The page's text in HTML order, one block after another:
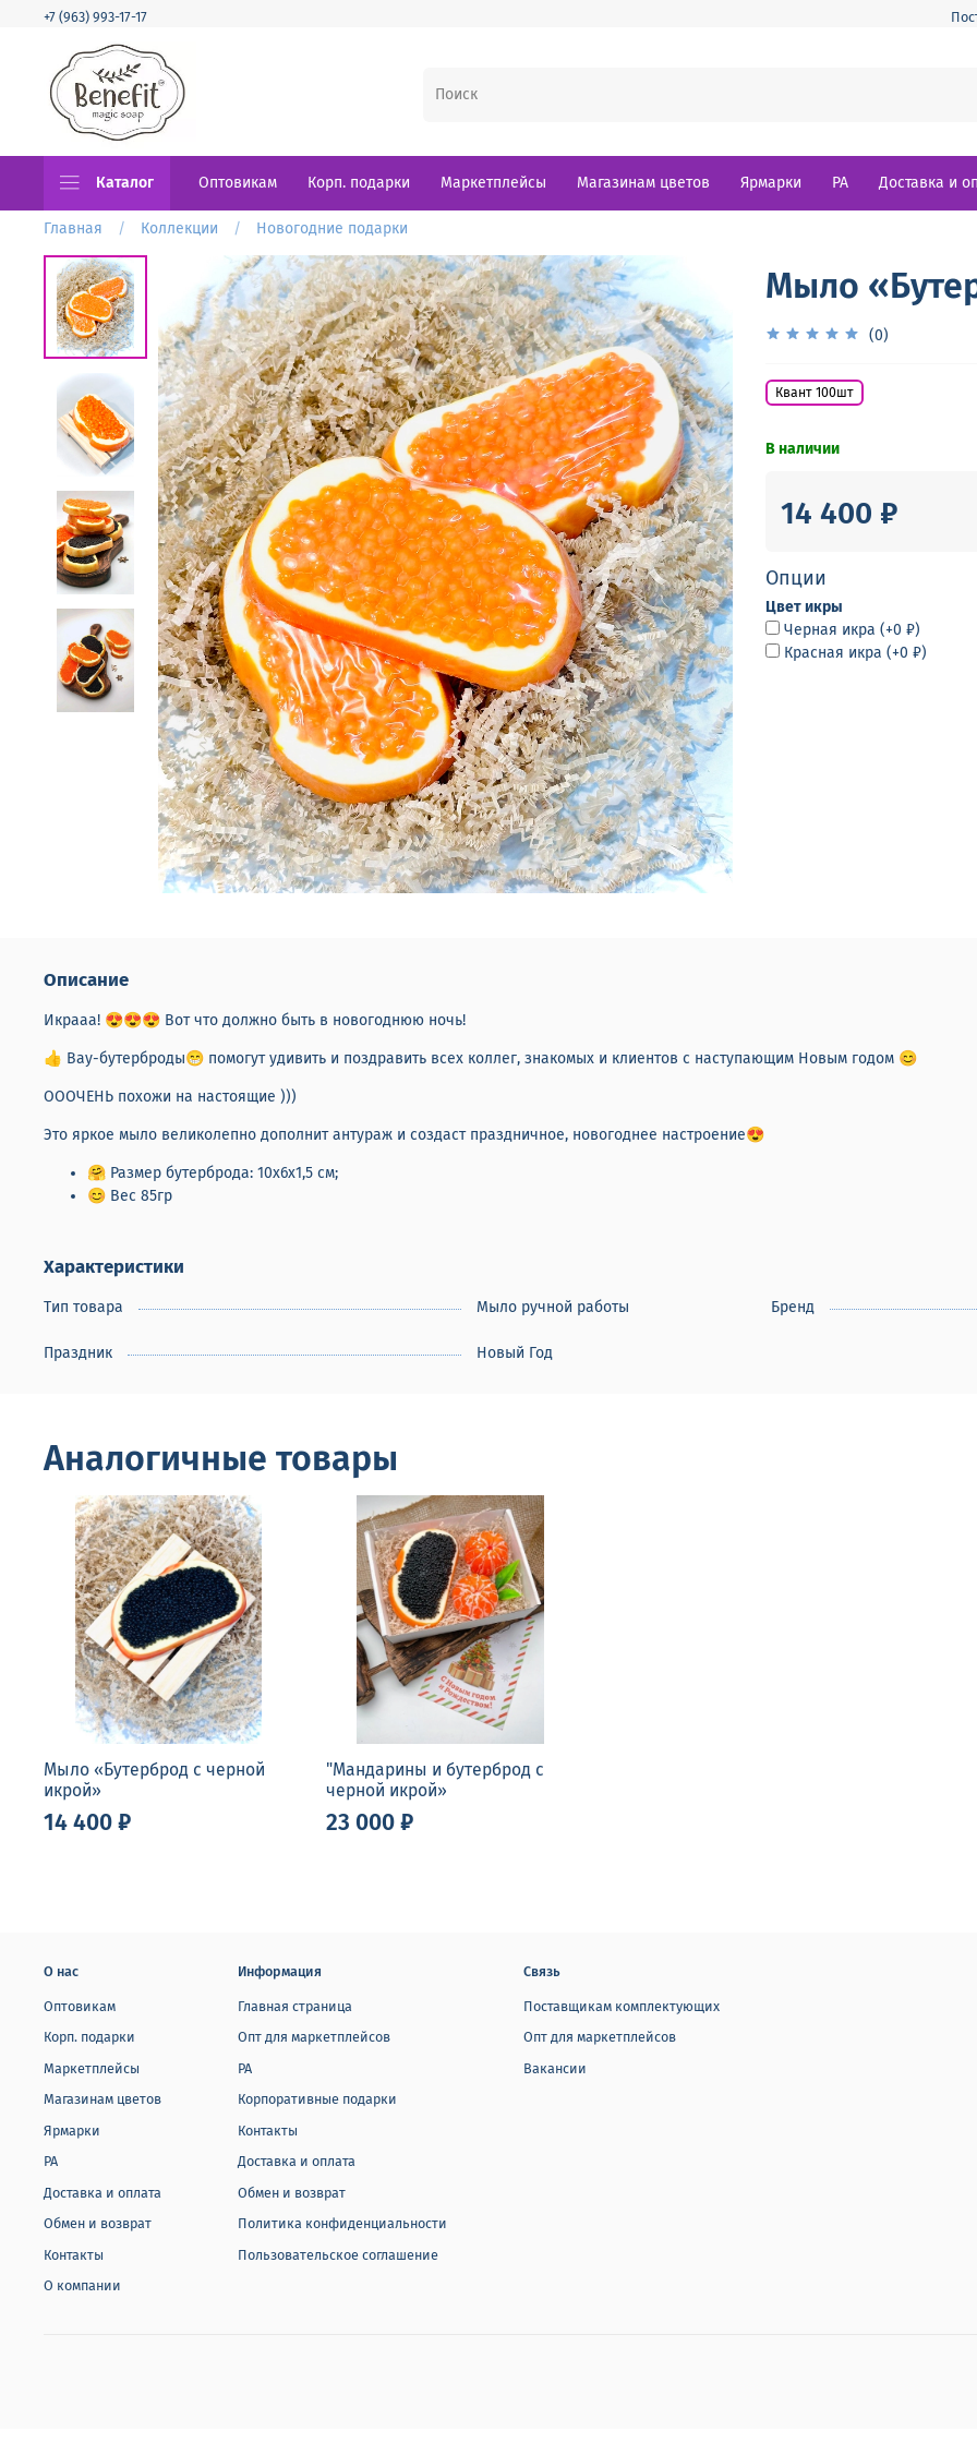
+7 (963) 993-17-17
Каталог Оптовикам Корп. подарки Маркетплейсы Магазинам цветов Ярмарки РА Доставка и
Главная Коллекции Новогодние подарки
Мыло
(0)
Квант 100шт
В наличии
Опции
Цвет икры
Черная икра (+0 ₽)
Красная икра (+0 ₽)
14 400 ₽
Описание
Икрааа! 😍😍😍 Вот что должно быть в новогоднюю ночь!
👍 Вау-бутерброды😁 помогут удивить и поздравить всех коллег, знакомых и клиентов с наступающим Новым годом 😊
ОООЧЕНЬ похожи на настоящие )))
Это яркое мыло великолепно дополнит антураж и создаст праздничное, новогоднее настроение😍
🤗 Размер бутерброда: 10х6х1,5 см;
😊 Вес 85гр
Характеристики
Тип товара Мыло ручной работы Бренд
Праздник Новый Год
Аналогичные товары
Мыло «Бутерброд с черной
икрой»
14 400 ₽
"Мандарины и бутерброд с
черной икрой»
23 000 ₽
О нас
Оптовикам
Корп. подарки
Маркетплейсы
Магазинам цветов
Ярмарки
РА
Доставка и оплата
Обмен и возврат
Контакты
О компании
Информация
Главная страница
Опт для маркетплейсов
РА
Корпоративные подарки
Контакты
Доставка и оплата
Обмен и возврат
Политика конфиденциальности
Пользовательское соглашение
Связь
Поставщикам комплектующих
Опт для маркетплейсов
Вакансии